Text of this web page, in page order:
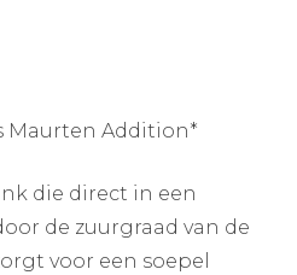
Maurten Addition*
die direct in een
de zuurgraad van de
voor een soepel